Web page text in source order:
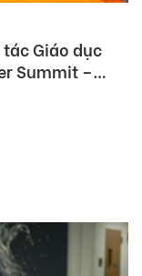
Giáo dục
Summit –